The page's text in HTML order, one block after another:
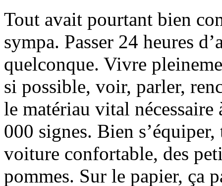
Tout avait pourtant bien
sympa. Passer 24 heures
quelconque. Vivre
si possible, voir, parler,
le matériau vital nécessaire
000 signes. Bien
voiture confortable, des
pommes. Sur le papier, ça